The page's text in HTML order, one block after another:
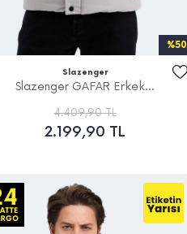
%50
Slazenger
Slazenger GAFAR Erkek...
4.409,90 TL
2.199,90 TL